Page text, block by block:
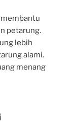
petarung.
lebih
alami.
menang